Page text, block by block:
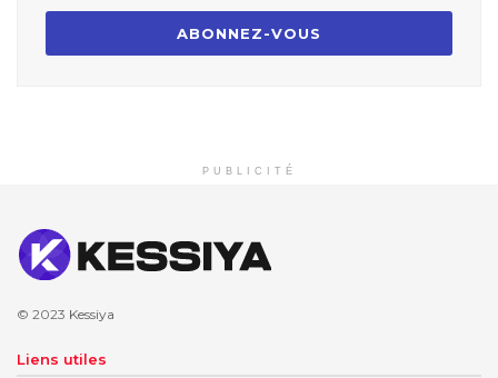
PUBLICITÉ
© 2023 Kessiya
Liens utiles